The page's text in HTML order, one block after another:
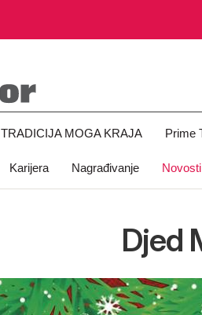
TRADICIJA MOGA KRAJA Prime
Karijera Nagrađivanje Novosti
Djed